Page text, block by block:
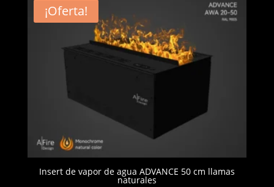
¡Oferta!
Insert de vapor de agua ADVANCE 50 cm llamas
naturales